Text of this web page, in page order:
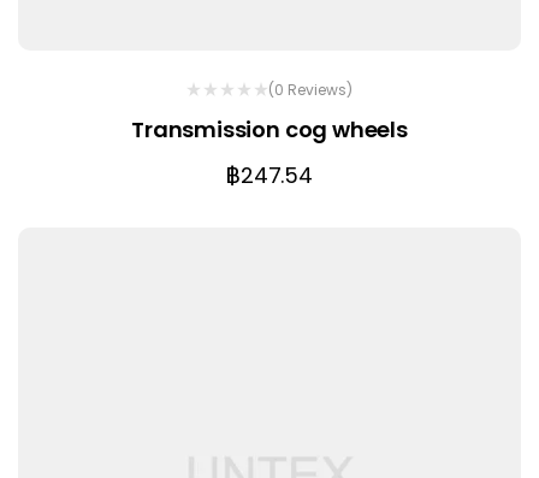
(0 Reviews)
Transmission cog wheels
฿247.54